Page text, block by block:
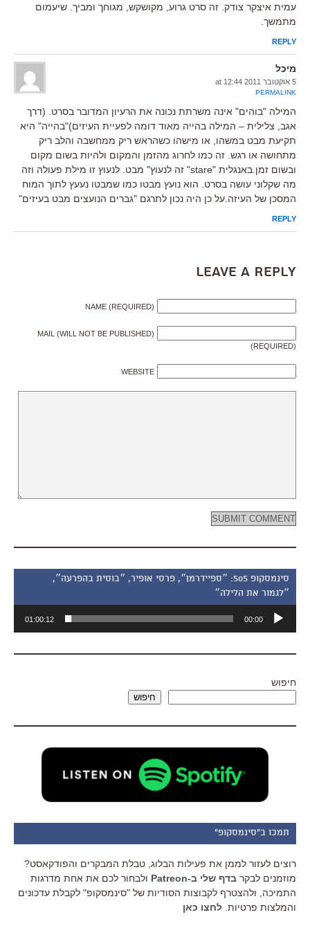
עמית איצקר צודק. זה סרט גרוע, מקושקש, מגוחך ומביך. שיעמום
מתמשך.
REPLY
מיכל
5 אוקטובר 2011 at 12:44
PERMALINK
המילה "בוהים" אינה משרתת נכונה את הרעיון המדובר בסרט. (דרך
אגב, צלילית – המילה בהייה מאוד דומה לפעיית העיזים)"בהייה" היא
תקיעת מבט במשהו, או מישהו כשהראש ריק ממחשבה והלב ריק
מתחושה או רגש. זה כמו לחרוג מהזמן והמקום ולהיות בשום מקום
ובשום זמן.באנגלית "stare" זה לנעוץ" מבט. לנעוץ זו מילת פעולה וזה
מה שקלוני עושה בסרט. הוא נועץ מבטו כמו שמבטו נעעץ לתוך המוח
המסכן של העיזה.על כן היה נכון לתרגם "גברים הנועצים מבט בעיזים"
REPLY
Leave a Reply
NAME (REQUIRED)
MAIL (WILL NOT BE PUBLISHED)
(REQUIRED)
WEBSITE
סינמסקופ 505: ״ספיידרמן״, פרסי אופיר, ״בוסית בהפרעה״,
״לגמור את הלילה״
אודיו
00:00
01:00:12
חיפוש
חיפוש
תמכו ב"סינמסקופ"
רוצים לעזור לממן את פעילות הבלוג, טבלת המבקרים והפודקאסט?
מוזמנים לבקר בדף שלי ב-Patreon
ולבחור לכם את אחת מדרגות
התמיכה, ולהצטרף לקבוצות הסודיות של "סינמסקופ" לקבלת עדכונים
והמלצות פרטיות. לחצו כאן